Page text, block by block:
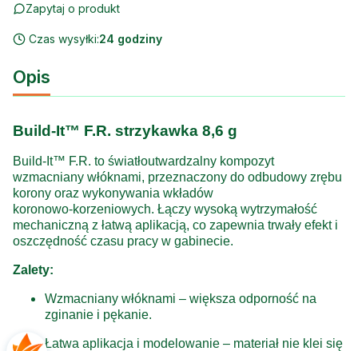
Zapytaj o produkt
Czas wysyłki:24 godziny
Opis
Build‑It™ F.R. strzykawka 8,6 g
Build‑It™ F.R. to światłoutwardzalny kompozyt
wzmacniany włóknami, przeznaczony do odbudowy zrębu
korony oraz wykonywania wkładów
koronowo‑korzeniowych. Łączy wysoką wytrzymałość
mechaniczną z łatwą aplikacją, co zapewnia trwały efekt i
oszczędność czasu pracy w gabinecie.
Zalety:
Wzmacniany włóknami – większa odporność na
zginanie i pękanie.
Łatwa aplikacja i modelowanie – materiał nie klei się